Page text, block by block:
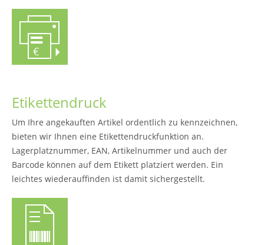
Etikettendruck
Um Ihre angekauften Artikel ordentlich zu kennzeichnen,
bieten wir Ihnen eine Etikettendruckfunktion an.
Lagerplatznummer, EAN, Artikelnummer und auch der
Barcode können auf dem Etikett platziert werden. Ein
leichtes wiederauffinden ist damit sichergestellt.